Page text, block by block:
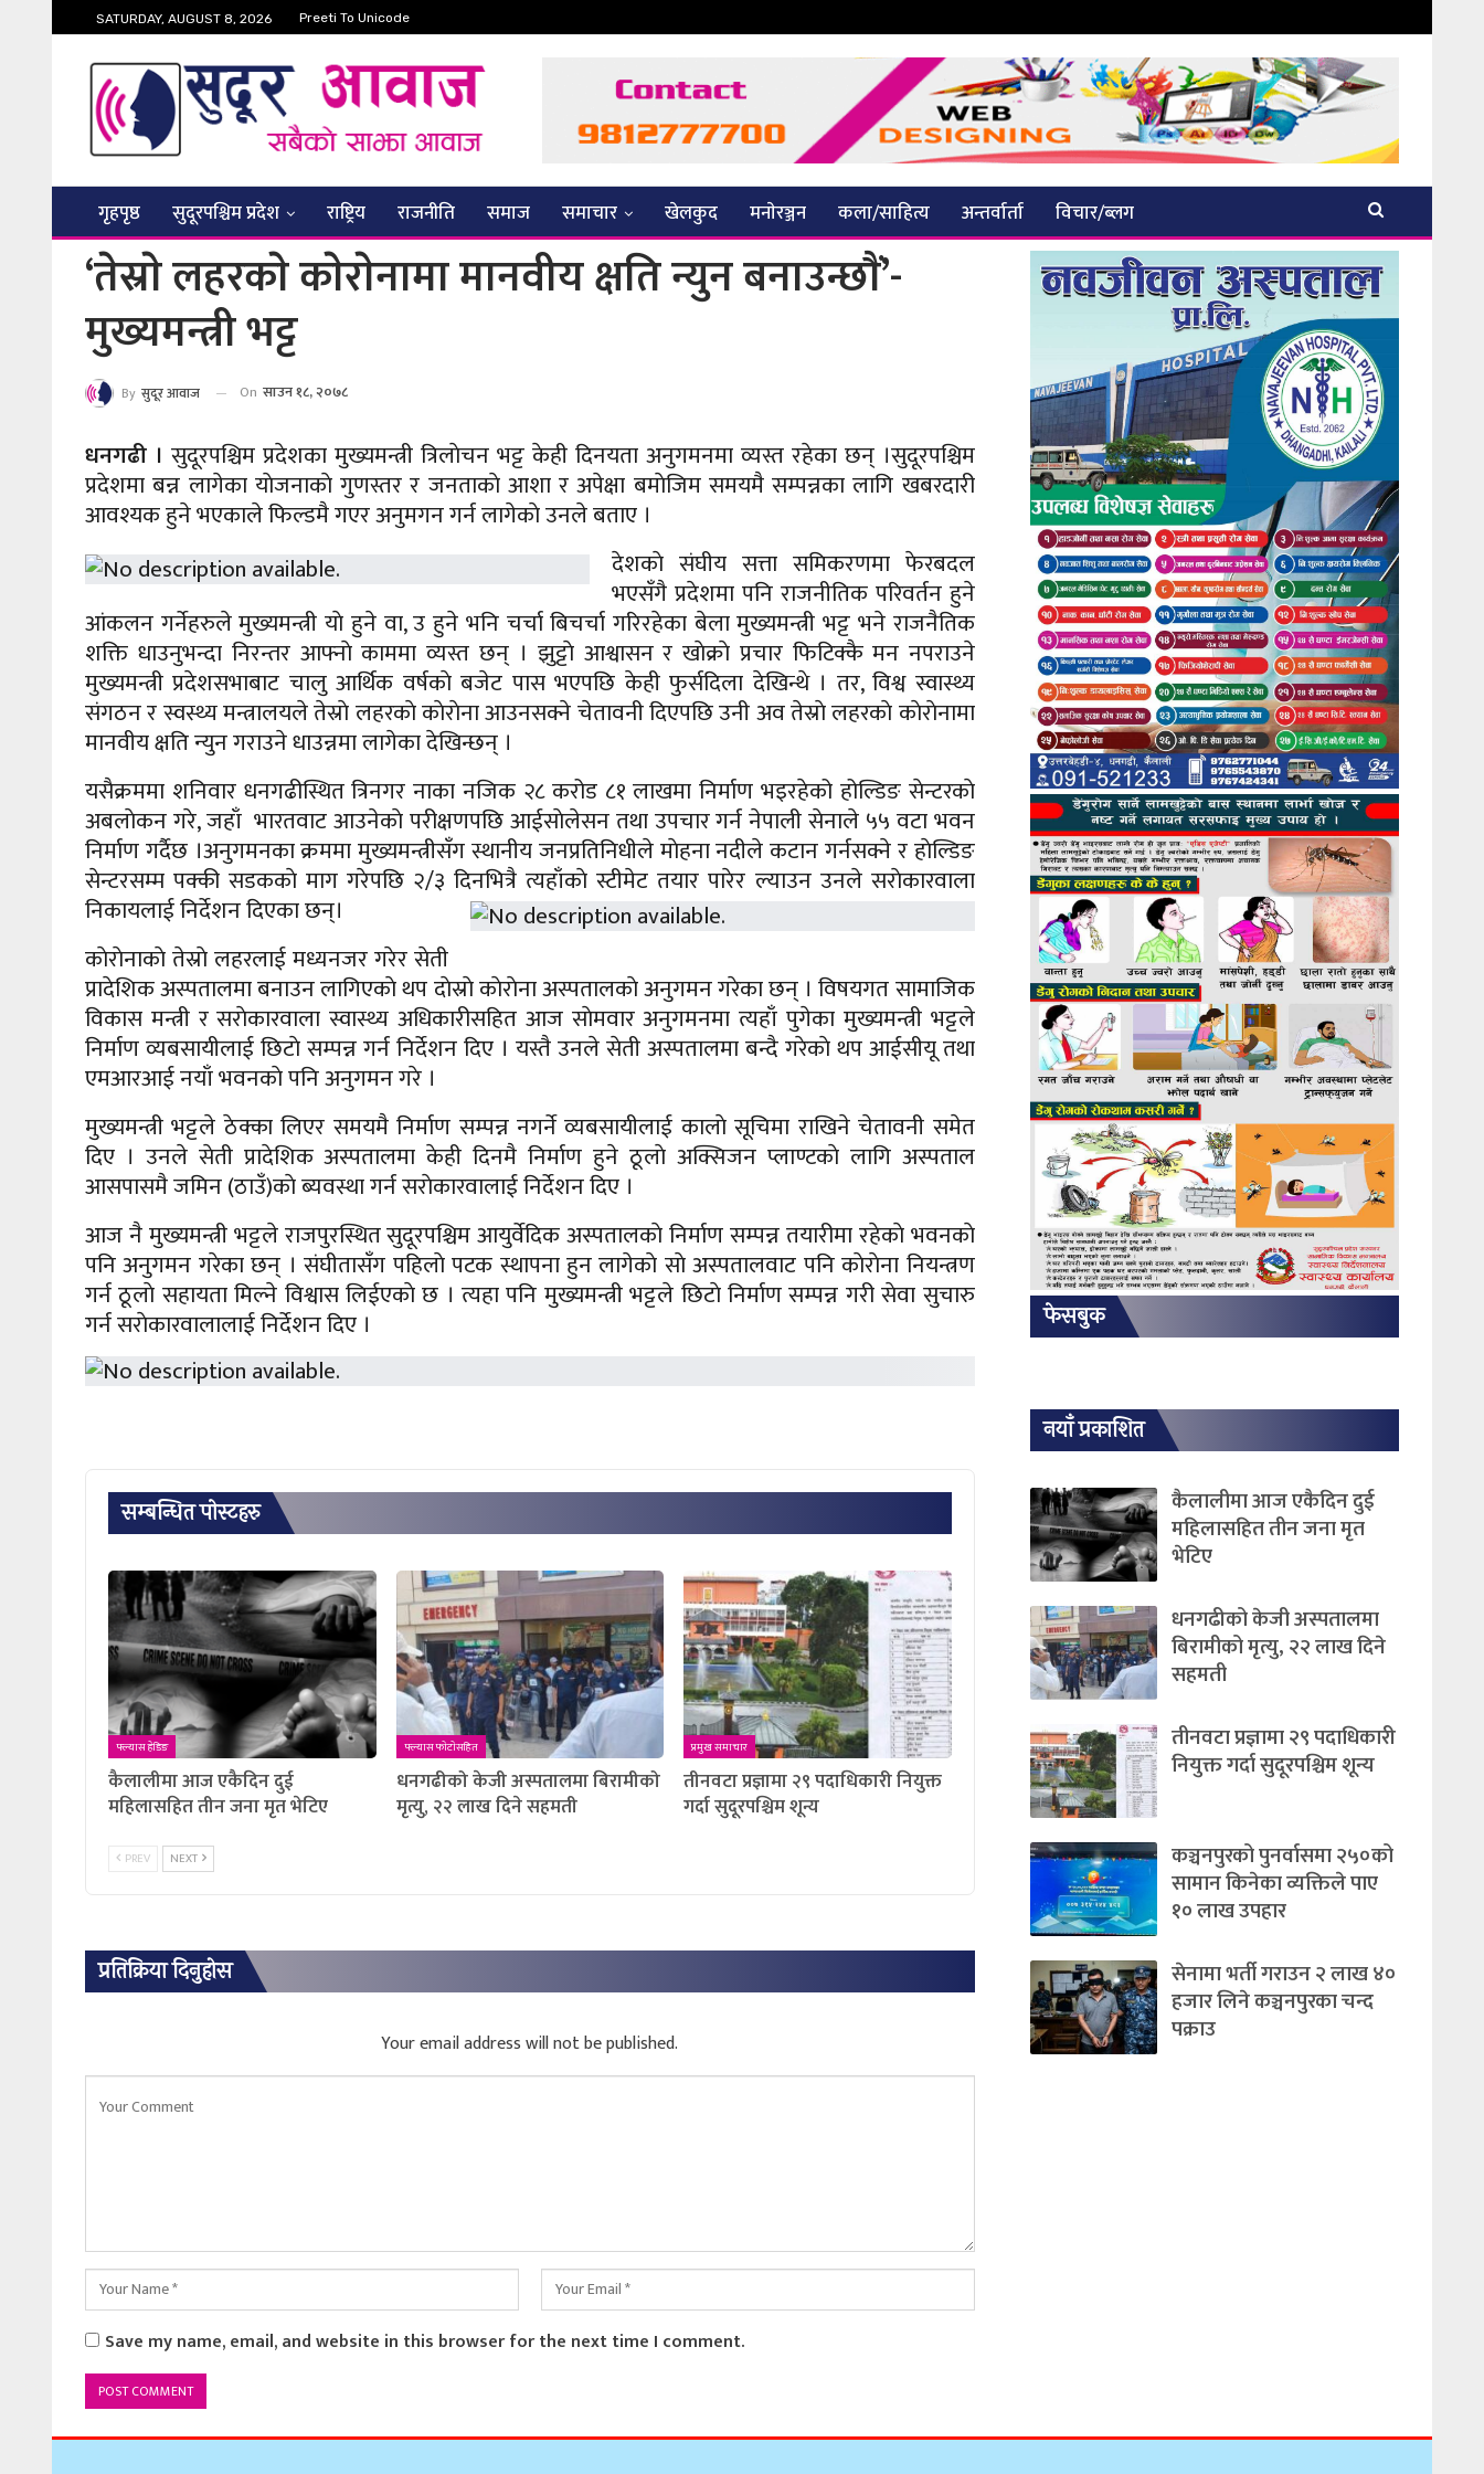
SATURDAY, AUGUST 8, 2026 Preeti To Unicode
गृहपृष्ठ सुदूरपश्चिम प्रदेश राष्ट्रिय राजनीति समाज समाचार खेलकुद मनाेरञ्जन कला/साहित्य अन्तर्वार्ता विचार/ब्लग
‘तेस्राे लहरकाे काेराेनामा मानवीय क्षति न्युन बनाउन्छाैं’-
मुख्यमन्त्री भट्ट
By सुदूर आवाज On साउन १८, २०७८
धनगढी । सुदूरपश्चिम प्रदेशका मुख्यमन्त्री त्रिलाेचन भट्ट केही दिनयता अनुगमनमा व्यस्त रहेका छन् ।सुदूरपश्चिम
प्रदेशमा बन्न लागेका याेजनाकाे गुणस्तर र जनताकाे आशा र अपेक्षा बमाेजिम समयमै सम्पन्नका लागि खबरदारी
आवश्यक हुने भएकाले फिल्डमै गएर अनुमगन गर्न लागेकाे उनले बताए ।
देशकाे संघीय सत्ता समिकरणमा फेरबदल
भएसँगै प्रदेशमा पनि राजनीतिक परिवर्तन हुने
आंकलन गर्नेहरुले मुख्यमन्त्री याे हुने वा, उ हुने भनि चर्चा बिचर्चा गरिरहेका बेला मुख्यमन्त्री भट्ट भने राजनैतिक
शक्ति धाउनुभन्दा निरन्तर आफ्नाे काममा व्यस्त छन् । झुट्टाे आश्वासन र खाेक्राे प्रचार फिटिक्कै मन नपराउने
मुख्यमन्त्री प्रदेशसभाबाट चालु आर्थिक वर्षकाे बजेट पास भएपछि केही फुर्सदिला देखिन्थे । तर, विश्व स्वास्थ्य
संगठन र स्वस्थ्य मन्त्रालयले तेस्राे लहरकाे काेराेना आउनसक्ने चेतावनी दिएपछि उनी अव तेस्राे लहरकाे काेराेनामा
मानवीय क्षति न्युन गराउने धाउन्नमा लागेका देखिन्छन् ।
यसैक्रममा शनिवार धनगढीस्थित त्रिनगर नाका नजिक २८ करोड ८१ लाखमा निर्माण भइरहेको होल्डिङ सेन्टरकाे
अबलाेकन गरे, जहाँ भारतवाट आउनेकाे परीक्षणपछि आईसाेलेसन तथा उपचार गर्न नेपाली सेनाले ५५ वटा भवन
निर्माण गर्दैछ ।अनुगमनका क्रममा मुख्यमन्त्रीसँग स्थानीय जनप्रतिनिधीले माेहना नदीले कटान गर्नसक्ने र हाेल्डिङ
सेन्टरसम्म पक्की सडककाे माग गरेपछि २/३ दिनभित्रै त्यहाँकाे स्टीमेट तयार पारेर ल्याउन उनले सराेकारवाला
निकायलाई निर्देशन दिएका छन्।
काेराेनाकाे तेस्राे लहरलाई मध्यनजर गरेर सेती
प्रादेशिक अस्पतालमा बनाउन लागिएकाे थप दाेस्राे काेराेना अस्पतालकाे अनुगमन गरेका छन् । विषयगत सामाजिक
विकास मन्त्री र सराेकारवाला स्वास्थ्य अधिकारीसहित आज साेमवार अनुगमनमा त्यहाँ पुगेका मुख्यमन्त्री भट्टले
निर्माण व्यबसायीलाई छिटाे सम्पन्न गर्न निर्देशन दिए । यस्तै उनले सेती अस्पतालमा बन्दै गरेकाे थप आईसीयू तथा
एमआरआई नयाँ भवनकाे पनि अनुगमन गरे ।
मुख्यमन्त्री भट्टले ठेक्का लिएर समयमै निर्माण सम्पन्न नगर्ने व्यबसायीलाई कालाे सूचिमा राखिने चेतावनी समेत
दिए । उनले सेती प्रादेशिक अस्पतालमा केही दिनमै निर्माण हुने ठूलाे अक्सिजन प्लाण्टकाे लागि अस्पताल
आसपासमै जमिन (ठाउँ)काे ब्यवस्था गर्न सराेकारवालाई निर्देशन दिए ।
आज नै मुख्यमन्त्री भट्टले राजपुरस्थित सुदूरपश्चिम आयुर्वेदिक अस्पतालकाे निर्माण सम्पन्न तयारीमा रहेकाे भवनकाे
पनि अनुगमन गरेका छन् । संघीतासँग पहिलाे पटक स्थापना हुन लागेकाे साे अस्पतालवाट पनि काेराेना नियन्त्रण
गर्न ठूलाे सहायता मिल्ने विश्वास लिईएकाे छ । त्यहा पनि मुख्यमन्त्री भट्टले छिटाे निर्माण सम्पन्न गरी सेवा सुचारु
गर्न सराेकारवालालाई निर्देशन दिए ।
सम्बन्धित पाेस्टहरु
फ्ल्यास हेडिङ
कैलालीमा आज एकैदिन दुई
महिलासहित तीन जना मृत भेटिए
फ्ल्यास फाेटाेसहित
धनगढीको केजी अस्पतालमा बिरामीको
मृत्यु, २२ लाख दिने सहमती
प्रमुख समाचार
तीनवटा प्रज्ञामा २९ पदाधिकारी नियुक्त
गर्दा सुदूरपश्चिम शून्य
PREV NEXT
प्रतिक्रिया दिनुहोस
Your email address will not be published.
Save my name, email, and website in this browser for the next time I comment.
फेसबुक
नयाँ प्रकाशित
कैलालीमा आज एकैदिन दुई
महिलासहित तीन जना मृत
भेटिए
धनगढीको केजी अस्पतालमा
बिरामीको मृत्यु, २२ लाख दिने
सहमती
तीनवटा प्रज्ञामा २९ पदाधिकारी
नियुक्त गर्दा सुदूरपश्चिम शून्य
कञ्चनपुरको पुनर्वासमा २५०को
सामान किनेका व्यक्तिले पाए
१० लाख उपहार
सेनामा भर्ती गराउन २ लाख ४०
हजार लिने कञ्चनपुरका चन्द
पक्राउ